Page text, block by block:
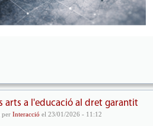
arts a l'educació al dret garantit
per Interacció el 23/01/2026 - 11:12